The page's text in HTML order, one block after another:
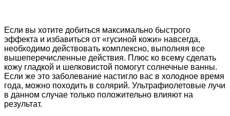
Если вы хотите добиться максимально быстрого
эффекта и избавиться от «гусиной кожи» навсегда,
необходимо действовать комплексно, выполняя все
вышеперечисленные действия. Плюс ко всему сделать
кожу гладкой и шелковистой помогут солнечные ванны.
Если же это заболевание настигло вас в холодное время
года, можно походить в солярий. Ультрафиолетовые лучи
в данном случае только положительно влияют на
результат.